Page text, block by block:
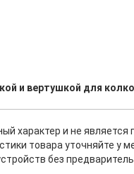
и вертушкой для
характер и не
товара уточняйте у
без